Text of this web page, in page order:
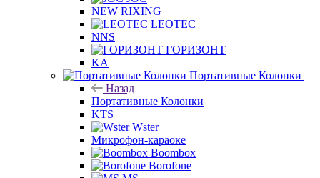
NEW RIXING
LEOTEC
NNS
ГОРИЗОНТ
KA
Портативные Колонки
Назад
Портативные Колонки
KTS
Wster
Микрофон-караоке
Boombox
Borofone